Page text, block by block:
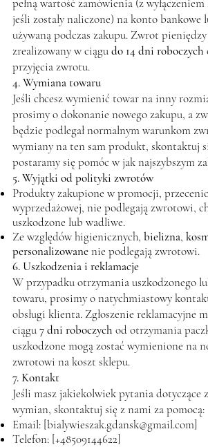
jeśli zostały naliczone) na konto bankowe
używaną podczas zakupu. Zwrot
zrealizowany w ciągudo 14 dni roboczych
przyjęcia zwrotu.
4. Wymiana towaru
Jeśli chcesz wymienić towar na inny
prosimy o dokonanie nowego zakupu, a
będzie podlegał normalnym warunkom
wymiany na ten sam produkt, skontaktuj
postaramy się pomóc w jak najszybszym
5. Wyjątki od polityki zwrotów
Produkty zakupione w promocji,
wyprzedażowej, nie podlegają zwrotowi,
uszkodzone lub wadliwe.
Ze względów higienicznych, bielizna,
personalizowanenie podlegają zwrotowi.
6. Uszkodzenia i reklamacje
W przypadku otrzymania uszkodzonego
towaru, prosimy o natychmiastowy
obsługi klienta. Zgłoszenie reklamacyjne
ciągu7 dni roboczych od otrzymania
uszkodzone mogą zostać wymienione na
zwrotowi na koszt sklepu.
7. Kontakt
Jeśli masz jakiekolwiek pytania dotyczące
wymian, skontaktuj się z nami za pomocą:
Email: [bialywieszak.gdansk@gmail.com]
Telefon: [+48509144622]